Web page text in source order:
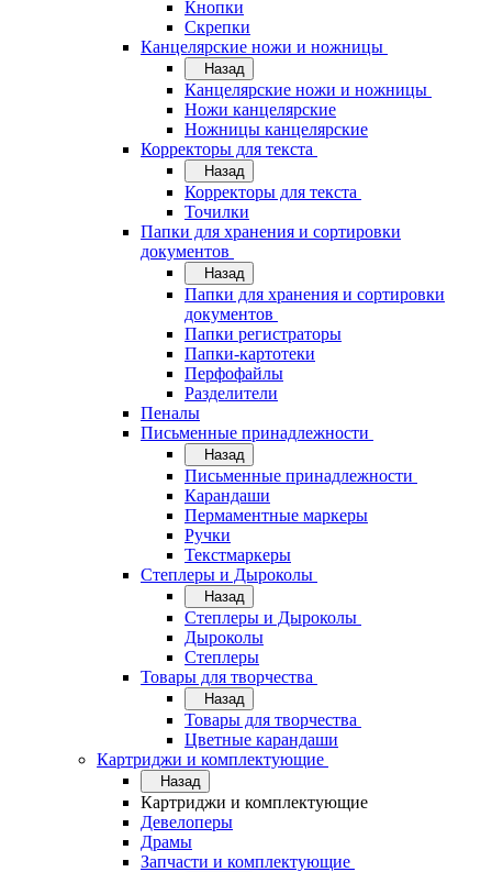
Кнопки
Скрепки
Канцелярские ножи и ножницы
Назад
Канцелярские ножи и ножницы
Ножи канцелярские
Ножницы канцелярские
Корректоры для текста
Назад
Корректоры для текста
Точилки
Папки для хранения и сортировки
документов
Назад
Папки для хранения и сортировки
документов
Папки регистраторы
Папки-картотеки
Перфофайлы
Разделители
Пеналы
Письменные принадлежности
Назад
Письменные принадлежности
Карандаши
Пермаментные маркеры
Ручки
Текстмаркеры
Степлеры и Дыроколы
Назад
Степлеры и Дыроколы
Дыроколы
Степлеры
Товары для творчества
Назад
Товары для творчества
Цветные карандаши
Картриджи и комплектующие
Назад
Картриджи и комплектующие
Девелоперы
Драмы
Запчасти и комплектующие